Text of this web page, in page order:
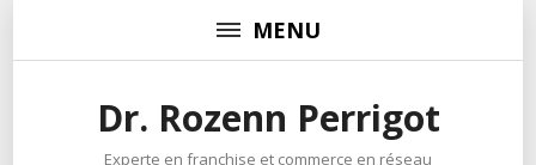
au
(Pressez
MENU
Dr. Rozenn Perrigot
Experte en franchise et commerce en réseau